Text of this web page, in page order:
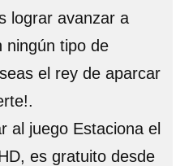
lograr avanzar a
ningún tipo de
el rey de aparcar
al juego Estaciona el
es gratuito desde